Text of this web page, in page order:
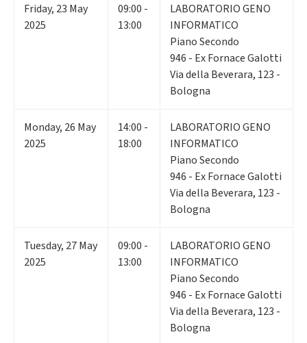
Friday, 23 May
2025
09:00 -
13:00
LABORATORIO GENO
INFORMATICO
Piano Secondo
946 - Ex Fornace Galotti
Via della Beverara, 123 -
Bologna
Monday, 26 May
2025
14:00 -
18:00
LABORATORIO GENO
INFORMATICO
Piano Secondo
946 - Ex Fornace Galotti
Via della Beverara, 123 -
Bologna
Tuesday, 27May
2025
09:00 -
13:00
LABORATORIO GENO
INFORMATICO
Piano Secondo
946 - Ex Fornace Galotti
Via della Beverara, 123 -
Bologna